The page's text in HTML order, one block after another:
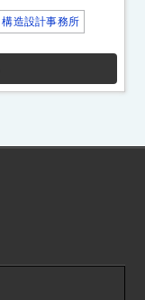
構造設計事務所